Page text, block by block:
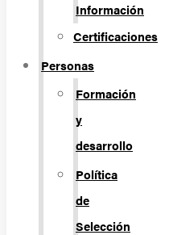
Información
Certificaciones
Personas
Formación
y
desarrollo
Política
de
Selección